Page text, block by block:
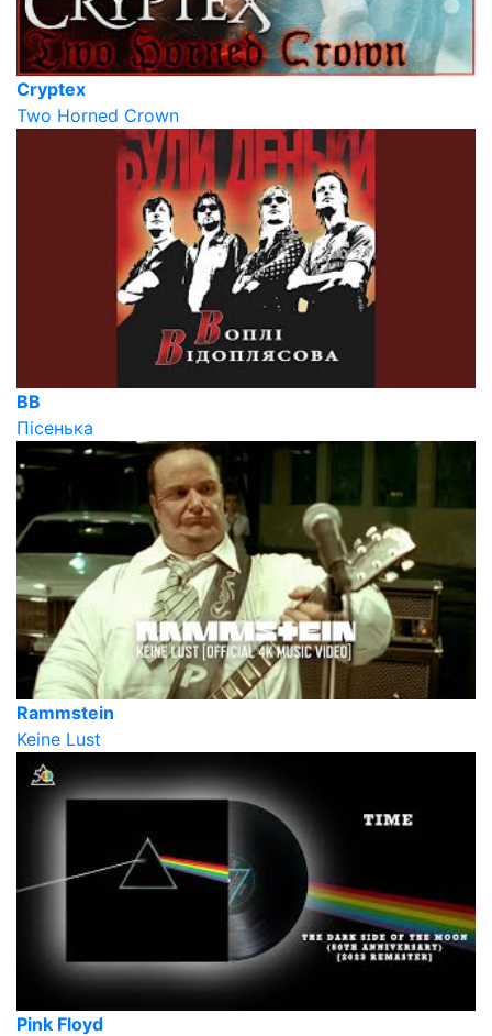
Cryptex
Two Horned Crown
ВВ
Пісенька
Rammstein
Keine Lust
Pink Floyd